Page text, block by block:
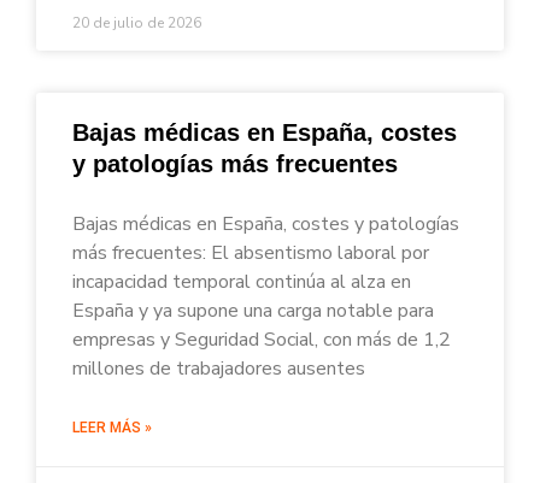
20 de julio de 2026
Bajas médicas en España, costes
y patologías más frecuentes
Bajas médicas en España, costes y patologías
más frecuentes: El absentismo laboral por
incapacidad temporal continúa al alza en
España y ya supone una carga notable para
empresas y Seguridad Social, con más de 1,2
millones de trabajadores ausentes
LEER MÁS »